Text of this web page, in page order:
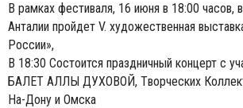
В рамках фестиваля, 16 июня в 18:00 часов,
Анталии пройдет V. художественная
России»,
В 18:30 Состоится праздничный концерт с
БАЛЕТ АЛЛЫ ДУХОВОЙ, Tворческих
На-Дону и Омска